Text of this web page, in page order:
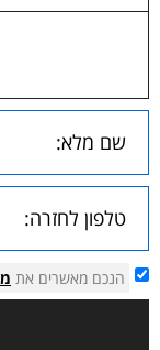
הנכם מאשרים את